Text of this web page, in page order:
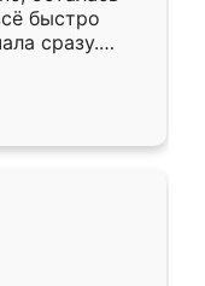
быстро
сразу.
подошёл к
Собрали
даже